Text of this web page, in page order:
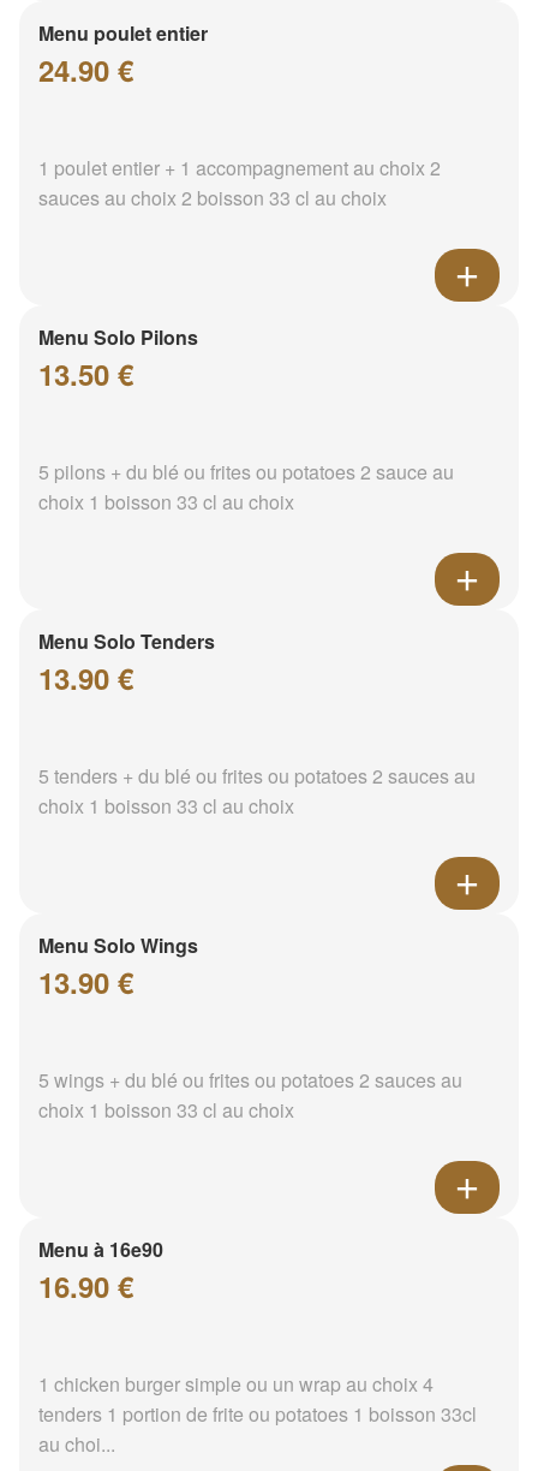
Menu poulet entier
24.90 €
1 poulet entier + 1 accompagnement au choix 2
sauces au choix 2 boisson 33 cl au choix
Menu Solo Pilons
13.50 €
5 pilons + du blé ou frites ou potatoes 2 sauce au
choix 1 boisson 33 cl au choix
Menu Solo Tenders
13.90 €
5 tenders + du blé ou frites ou potatoes 2 sauces au
choix 1 boisson 33 cl au choix
Menu Solo Wings
13.90 €
5 wings + du blé ou frites ou potatoes 2 sauces au
choix 1 boisson 33 cl au choix
Menu à 16e90
16.90 €
1 chicken burger simple ou un wrap au choix 4
tenders 1 portion de frite ou potatoes 1 boisson 33cl
au choi...